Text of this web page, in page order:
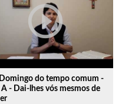
play_circle_outline
do tempo comum -
- Dai-lhes vós mesmos de